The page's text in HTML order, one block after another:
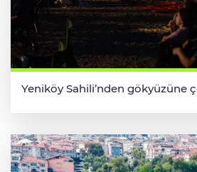
Yeniköy Sahili’nden gökyüzüne